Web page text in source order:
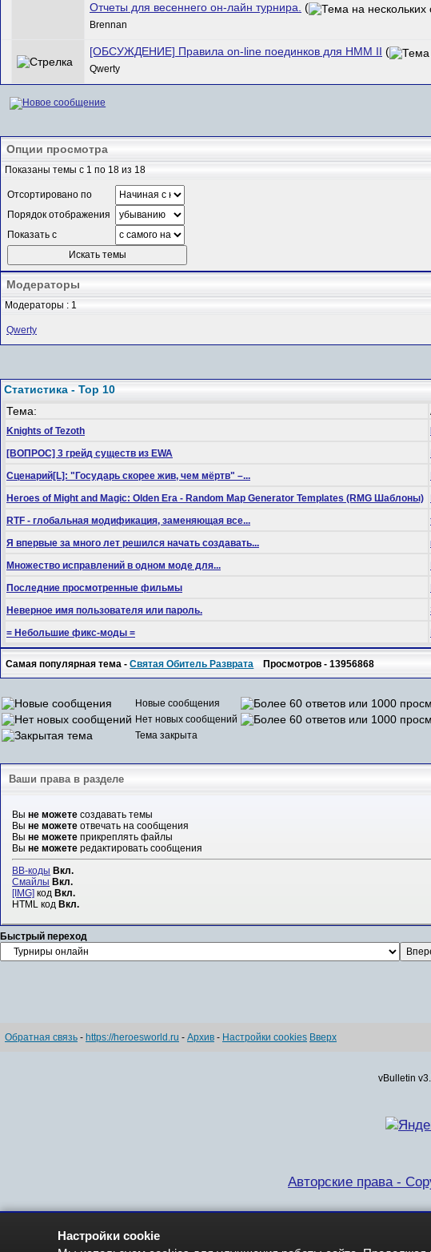
Отчеты для весеннего он-лайн турнира. (
Brennan
[ОБСУЖДЕНИЕ] Правила on-line поединков для HMM II (
Qwerty
Опции просмотра
Показаны темы с 1 по 18 из 18
Отсортировано по
Порядок отображения
Показать с
Модераторы
Модераторы : 1
Qwerty
Статистика - Top 10
Тема:
Knights of Tezoth
[ВОПРОС] 3 грейд существ из EWA
Сценарий[L]: "Государь скорее жив, чем мёртв" –...
Heroes of Might and Magic: Olden Era - Random Map Generator Templates (RMG Шаблоны)
RTF - глобальная модификация, заменяющая все...
Я впервые за много лет решился начать создавать...
Множество исправлений в одном моде для...
Последние просмотренные фильмы
Неверное имя пользователя или пароль.
= Небольшие фикс-моды =
Самая популярная тема -Святая Обитель Разврата Просмотров - 13956868
Новые сообщения
Нет новых сообщений
Тема закрыта
Ваши права в разделе
Выне можете создавать темы
Выне можете отвечать на сообщения
Выне можете прикреплять файлы
Выне можете редактировать сообщения
BB-коды Вкл.
Смайлы Вкл.
[IMG] код Вкл.
HTML код Вкл.
Быстрый переход
Обратная связь - https://heroesworld.ru - Архив - Настройки cookies Вверх
vBulletin
Авторские права -
Настройки cookie